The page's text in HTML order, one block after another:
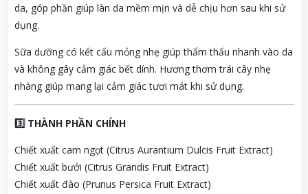
da, góp phần giúp làn da mềm mịn và dễ chịu hơn sau khi sử
dụng.
Sữa dưỡng có kết cấu mỏng nhẹ giúpthẩmthấu nhanh vào da
và không gây cảm giác bết dính. Hươngthơmtrái cây nhẹ
nhàng giúp mang lại cảm giáctươi mát khi sửdụng.
3️⃣ THÀNH PHẦN CHÍNH
Chiết xuất cam ngọt (Citrus Aurantium Dulcis Fruit Extract)
Chiết xuất bưởi (Citrus Grandis Fruit Extract)
Chiết xuất đào (Prunus Persica Fruit Extract)